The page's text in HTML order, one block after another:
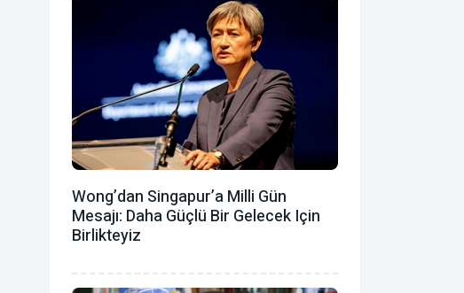
Wong’dan Singapur’a Milli Gün
Mesajı: Daha Güçlü Bir Gelecek Için
Birlikteyiz